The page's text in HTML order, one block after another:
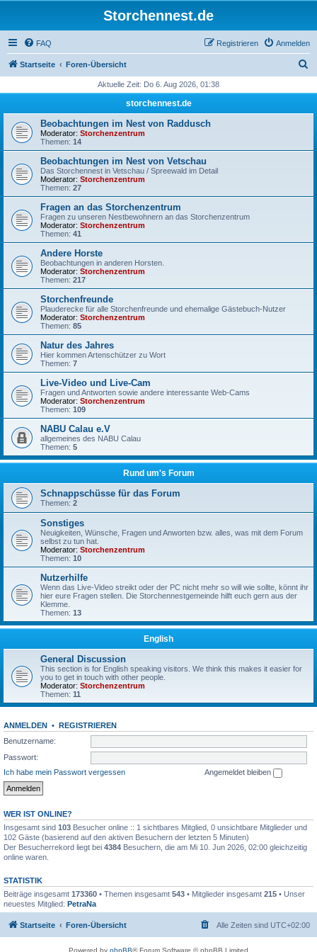
Storchennest.de
FAQ Anmelden
Registrieren
Startseite Foren-Übersicht
h
Aktuelle Zeit: Do 6. Aug 2026, 01:38
storchennest.de
Beobachtungen im Nest von Raddusch
Moderator: Storchenzentrum
Themen: 14
Beobachtungen im Nest von Vetschau
Das Storchennest in Vetschau / Spreewald im Detail
Moderator: Storchenzentrum
Themen: 27
Fragen an das Storchenzentrum
Fragen zu unseren Nestbewohnern an das Storchenzentrum
Moderator: Storchenzentrum
Themen: 41
Andere Horste
Beobachtungen in anderen Horsten.
Moderator: Storchenzentrum
Themen: 217
Storchenfreunde
Plauderecke für alle Storchenfreunde und ehemalige Gästebuch-Nutzer
Moderator: Storchenzentrum
Themen: 85
Natur des Jahres
Hier kommen Artenschützer zu Wort
Themen: 7
Live-Video und Live-Cam
Fragen und Antworten sowie andere interessante Web-Cams
Moderator: Storchenzentrum
Themen: 109
NABU Calau e.V
allgemeines des NABU Calau
Themen: 5
Rund um's Forum
Schnappschüsse für das Forum
Themen: 2
Sonstiges
Neuigkeiten, Wünsche, Fragen und Anworten bzw. alles, was mit dem Forum
selbst zu tun hat.
Moderator: Storchenzentrum
Themen: 10
Nutzerhilfe
Wenn das Live-Video streikt oder der PC nicht mehr so will wie sollte, könnt ihr
hier eure Fragen stellen. Die Storchennestgemeinde hilft euch gern aus der
Klemme.
Themen: 13
English
General Discussion
This section is for English speaking visitors. We think this makes it easier for
you to get in touch with other people.
Moderator: Storchenzentrum
Themen: 11
ANMELDEN • REGISTRIEREN
Benutzername:
Passwort:
Ich habe mein Passwort vergessen
Angemeldet bleiben
WER IST ONLINE?
Insgesamt sind 103 Besucher online :: 1 sichtbares Mitglied, 0 unsichtbare Mitglieder und
102 Gäste (basierend auf den aktiven Besuchern der letzten 5 Minuten)
Der Besucherrekord liegt bei 4384 Besuchern, die am Mi 10. Jun 2026, 02:00 gleichzeitig
online waren.
STATISTIK
Beiträge insgesamt 173360 • Themen insgesamt 543 • Mitglieder insgesamt 215 • Unser
neuestes Mitglied: PetraNa
Startseite Foren-Übersicht Alle Zeiten sind UTC+02:00
Powered by phpBB® Forum Software © phpBB Limited